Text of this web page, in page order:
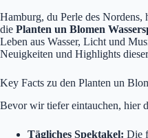
Hamburg, du Perle des Nordens,
die Planten un Blomen
Leben aus Wasser, Licht und
Neuigkeiten und Highlights
Key Facts zu den Planten un
Bevor wir tiefer eintauchen, hier
Tägliches Spektakel: Die